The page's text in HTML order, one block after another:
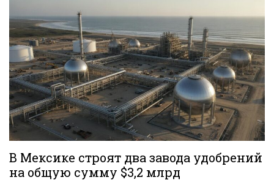
В Мексике строят два завода удобрений
на общую сумму $3,2 млрд